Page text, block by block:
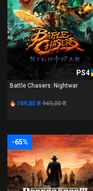
PS4
Battle Chasers: Nightwar
189,80 ₴ 949,00 ₴
-65%